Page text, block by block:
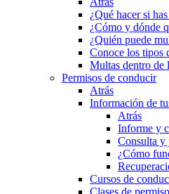
¿Qué hacer si
¿Cómo y dónde
¿Quién puede
Conoce los tipos
Multas dentro de
Permisos de conducir
Atrás
Información de
Atrás
Informe y
Consulta y
¿Cómo
Cursos de